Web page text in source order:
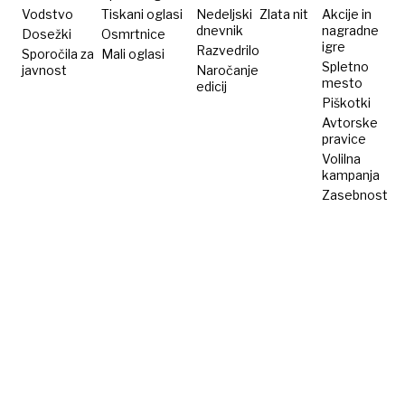
Vodstvo
Dosežki
Sporočila za
javnost
Tiskani oglasi
Osmrtnice
Mali oglasi
Nedeljski
dnevnik
Razvedrilo
Naročanje
edicij
Zlata nit
Akcije in
nagradne
igre
Spletno
mesto
Piškotki
Avtorske
pravice
Volilna
kampanja
Zasebnost